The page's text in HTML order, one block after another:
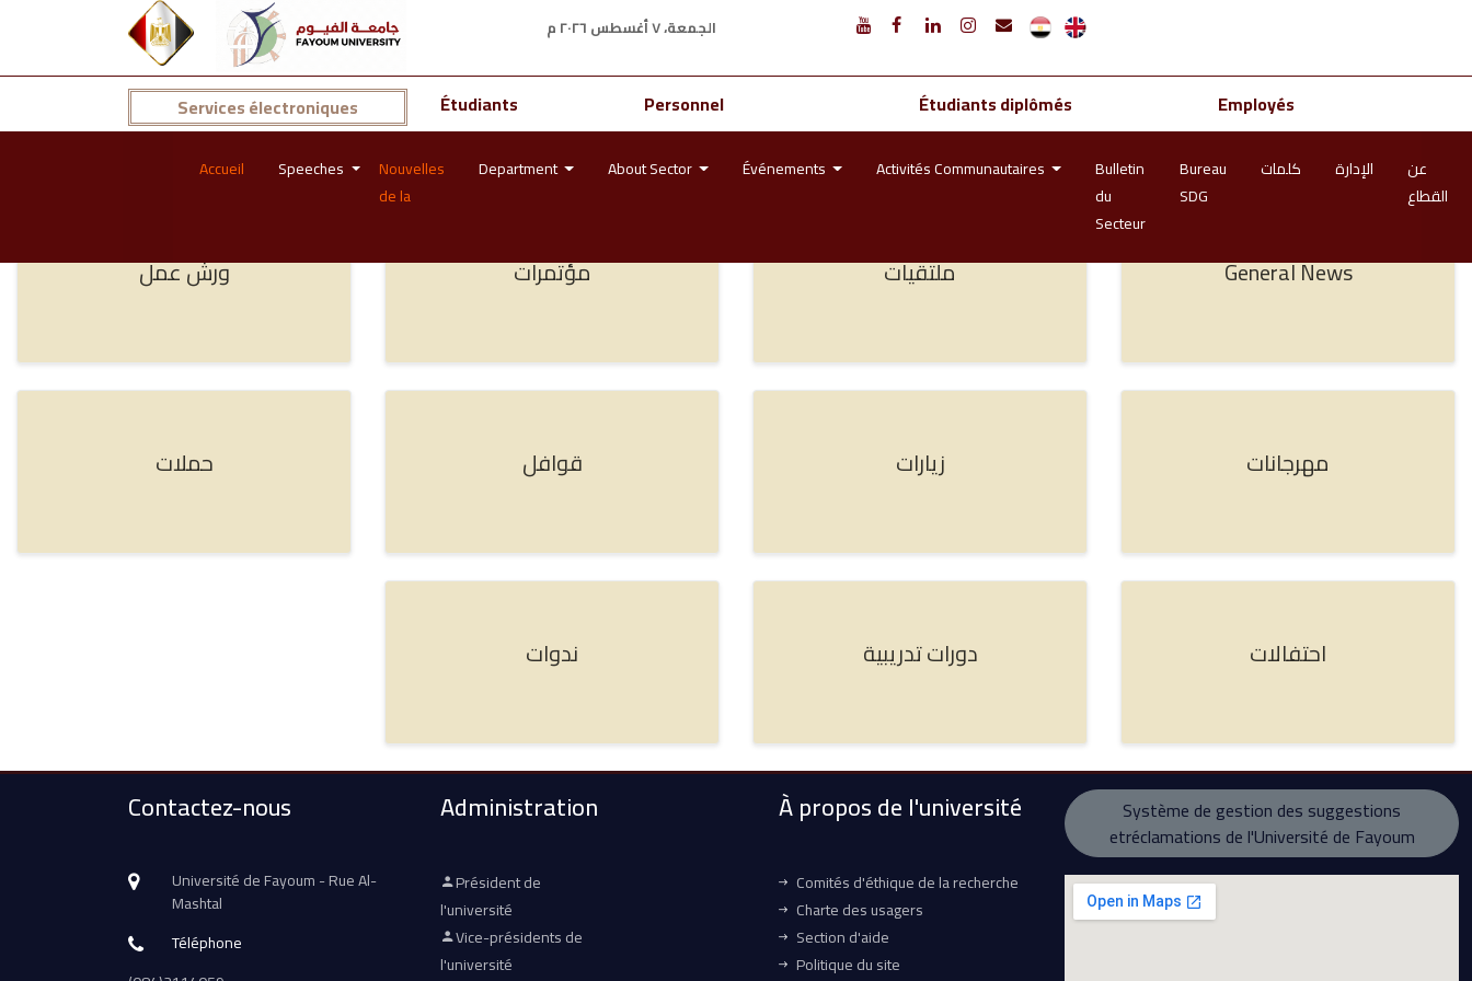
Total Visitors: 45458064 Current Visitors: 1846 الجمعة، ٧ أغسطس ٢٠٢٦ م
Services électroniques Étudiants Personnel Étudiants diplômés Employés
Accueil Speeches
Nouvelles
de la
Department About Sector Événements Activités Communautaires
Bulletin
du
Secteur
Bureau
SDG
كلمات الإدارة
عن
القطاع
Secteur du service communautaire et du développement environnemental
Nouvelles des activités du secteur
General News ملتقيات مؤتمرات ورش عمل
مهرجانات زيارات قوافل حملات
احتفالات دورات تدريبية ندوات
Contactez-nous
Université de Fayoum - Rue Al-
Mashtal
Téléphone
Administration
Président de
l'université
Vice-présidents de
l'université
À propos de l'université
Comités d'éthique de la recherche
Charte des usagers
Section d'aide
Politique du site
Système de gestion des suggestions
etréclamations de l'Université de Fayoum